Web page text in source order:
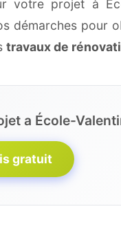
votre projet à
démarches pour
travaux de
a École-
gratuit